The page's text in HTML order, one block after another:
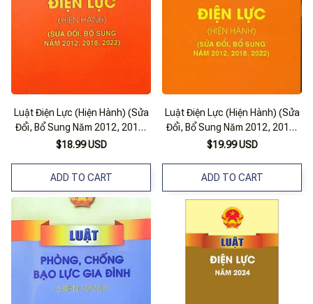
Luật Điện Lực (Hiện Hành) (Sửa
Đổi, Bổ Sung Năm 2012, 2018,
2022)
$18.99 USD
ADD TO CART
Luật Điện Lực (Hiện Hành) (Sửa
Đổi, Bổ Sung Năm 2012, 2018,
2022)
$19.99 USD
ADD TO CART